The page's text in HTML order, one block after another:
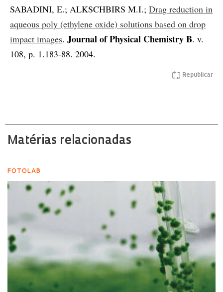
SABADINI, E.; ALKSCHBIRS M.I.; Drag reduction in
aqueous poly (ethylene oxide) solutions based on drop
impact images. Journal of Physical Chemistry B. v.
108, p. 1.183-88. 2004.
Republicar